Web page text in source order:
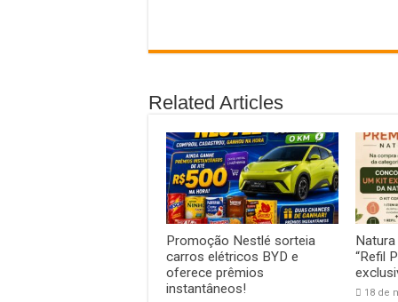
Related Articles
Promoção Nestlé sorteia
carros elétricos BYD e
oferece prêmios
instantâneos!
“Refil
18 de